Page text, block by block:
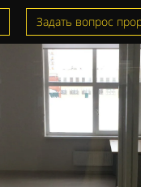
Задать вопрос